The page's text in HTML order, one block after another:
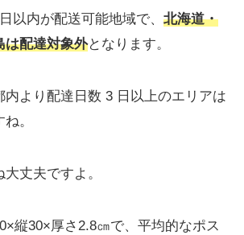
以内が配送可能地域で、 北海道・
は配達対象外となります。
内より配達日数 3 日以上のエリアは
。
丈夫ですよ。
縦30×厚さ2.8㎝で、平均的なポス